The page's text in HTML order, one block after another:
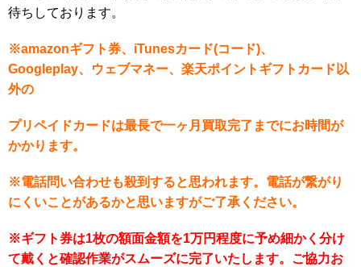
待ちしております。
※amazonギフト券、 iTunesカード(コード)、
Googleplay、ウェブマネー、楽天ポイントギフトカード以
外の
プリペイドカードは最長で一ヶ月買取完了までにお時間が
かかります。
※電話問い合わせも殺到すると思われます。電話が繋がり
にくいことがあるかと思いますがご了承ください。
※ギフト券は1枚の額面金額を1万円程度に予め細かく分け
て戴くと確認作業がスムーズに完了いたします。ご協力お